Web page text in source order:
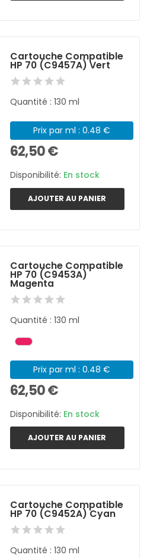
Cartouche Compatible
HP 70 (C9457A) Vert
Quantité : 130 ml
Prix par ml : 0.48 €
62,50 €
Disponibilité: En stock
AJOUTER AU PANIER
Cartouche Compatible
HP 70 (C9453A)
Magenta
Quantité : 130 ml
Prix par ml : 0.48 €
62,50 €
Disponibilité: En stock
AJOUTER AU PANIER
Cartouche Compatible
HP 70 (C9452A) Cyan
Quantité : 130 ml